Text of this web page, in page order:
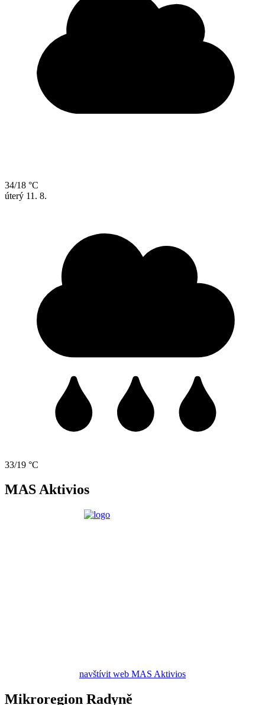
34/18 °C
úterý 11. 8.
33/19 °C
MAS Aktivios
navštívit web MAS Aktivios
Mikroregion Radyně